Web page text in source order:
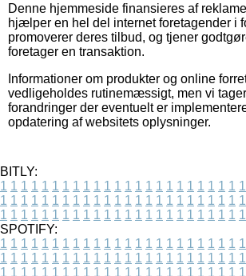
Denne hjemmeside finansieres af
hjælper en hel del internet foretagender i
promoverer deres tilbud, og tjener
foretager en transaktion.
Informationer om produkter og online
vedligeholdes rutinemæssigt, men vi
forandringer der eventuelt er
opdatering af websitets oplysninger.
BITLY:
1 1 1 1 1 1 1 1 1 1 1 1 1 1 1 1 1 1 1 1 1 1 1 1
1 1 1 1 1 1 1 1 1 1 1 1 1 1 1 1 1 1 1 1 1 1 1 1
1 1 1 1 1 1 1 1 1 1 1 1 1 1 1 1 1 1 1 1 1 1 1 1
SPOTIFY:
1 1 1 1 1 1 1 1 1 1 1 1 1 1 1 1 1 1 1 1 1 1 1 1
1 1 1 1 1 1 1 1 1 1 1 1 1 1 1 1 1 1 1 1 1 1 1 1
1 1 1 1 1 1 1 1 1 1 1 1 1 1 1 1 1 1 1 1 1 1 1 1